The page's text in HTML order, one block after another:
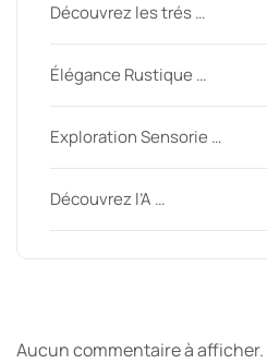
Découvrez les trés …
Élégance Rustique …
Exploration Sensorie …
Découvrez l’A …
Aucun commentaire à afficher.